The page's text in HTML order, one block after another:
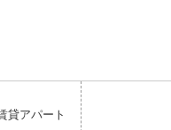
貸アパート